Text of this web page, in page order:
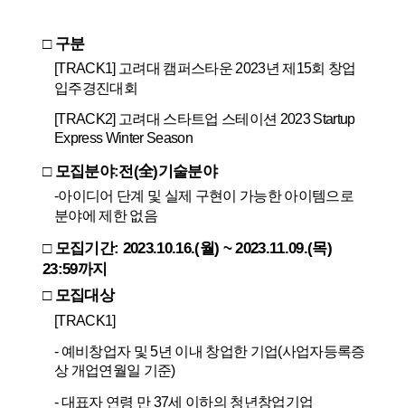
□ 구분
[TRACK1] 고려대 캠퍼스타운2023년 제 15회 창업
입주경진대회
[TRACK2] 고려대 스타트업 스테이션 2023 Startup
Express Winter Season
□ 모집분야:전(全)기술분야
-아이디어 단계 및 실제 구현이 가능한 아이템으로
분야에 제한 없음
□ 모집기간: 2023.10.16.(월) ~ 2023.11.09.(목)
23:59까지
□ 모집대상
[TRACK1]
- 예비창업자 및5년 이내 창업한 기업(사업자등록증
상 개업연월일 기준)
-대표자 연령 만37세 이하의 청년창업기업